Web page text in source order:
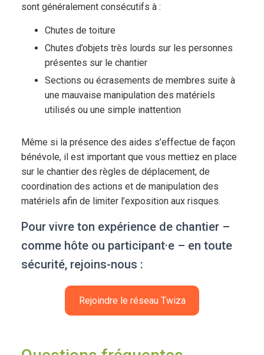
sont généralement consécutifs à :
Chutes de toiture
Chutes d’objets très lourds sur les personnes
présentes sur le chantier
Sections ou écrasements de membres suite à
une mauvaise manipulation des matériels
utilisés ou une simple inattention
Même si la présence des aides s’effectue de façon
bénévole, il est important que vous mettiez en place
sur le chantier des règles de déplacement, de
coordination des actions et de manipulation des
matériels afin de limiter l’exposition aux risques.
Pour vivre ton expérience de chantier –
comme hôte ou participant·e – en toute
sécurité, rejoins-nous :
Rejoindre le réseau Twiza